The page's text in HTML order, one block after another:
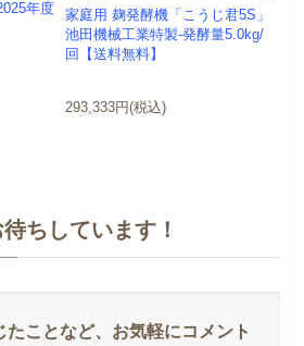
年度
家庭用 麹発酵機「こうじ君5S」
池田機械工業特製-発酵量5.0kg/
回【送料無料】
293,333円(税込)
ちしています！